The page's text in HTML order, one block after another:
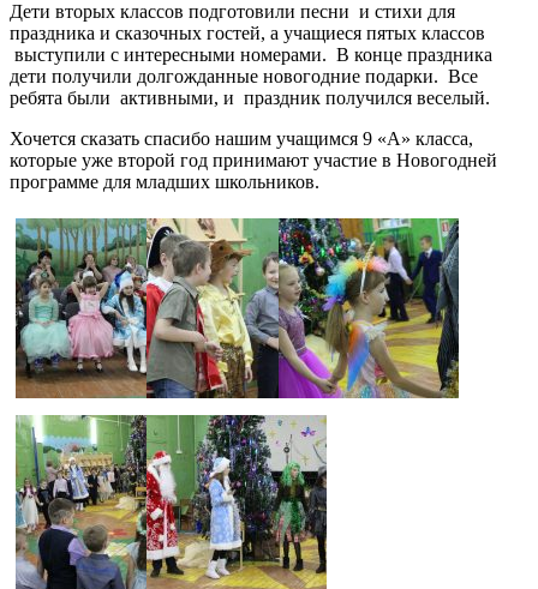
Дети вторых классов подготовили песни и стихи для
праздника и сказочных гостей, а учащиеся пятых классов
выступили с интересными номерами. В конце праздника
дети получили долгожданные новогодние подарки. Все
ребята были активными, и праздник получился веселый.
Хочется сказать спасибо нашим учащимся 9 «А» класса,
которые уже второй год принимают участие в Новогодней
программе для младших школьников.